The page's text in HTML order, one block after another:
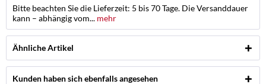
Bitte beachten Sie die Lieferzeit: 5 bis 70 Tage. Die Versanddauer
kann – abhängig vom... mehr
Ähnliche Artikel
Kunden haben sich ebenfalls angesehen